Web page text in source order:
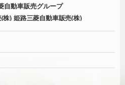
自動車販売グループ
株) 姫路三菱自動車販売(株)
西宮店